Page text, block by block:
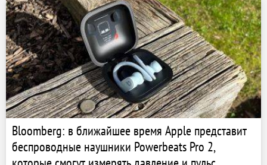
Bloomberg: в ближайшее время Apple представит
беспроводные наушники Powerbeats Pro 2,